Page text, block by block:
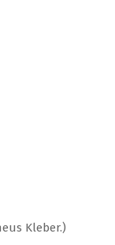
Kleber.)